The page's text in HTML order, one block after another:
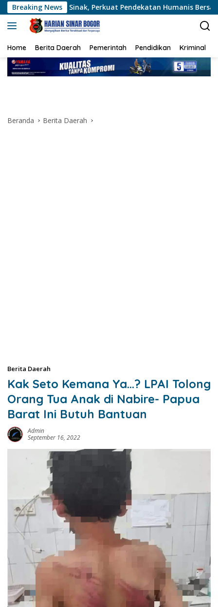
Langsung
ke
konten
Breaking News
Perkuat Pendekatan Humanis Bersama Masyarakat
Home Berita Daerah Pemerintah Pendidikan Kriminal
Beranda Berita Daerah
Berita Daerah
Kak Seto Kemana Ya…? LPAI Tolong
Orang Tua Anak di Nabire- Papua
Barat Ini Butuh Bantuan
Admin
September 16, 2022